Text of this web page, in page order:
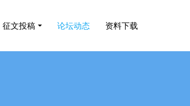
征文投稿 论坛动态 资料下载